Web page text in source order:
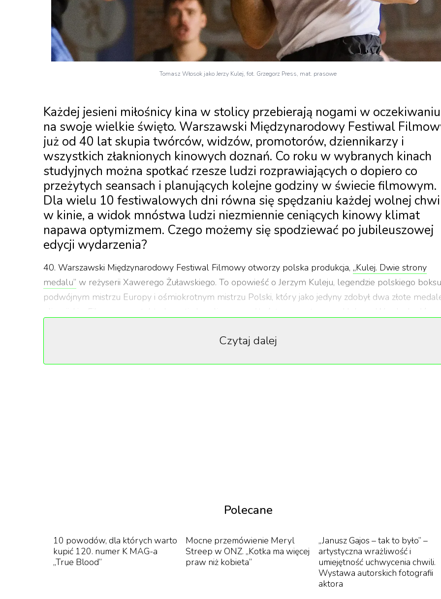
Tomasz Włosok jako Jerzy Kulej, fot. Grzegorz Press, mat. prasowe
Każdej jesieni miłośnicy kina w stolicy przebierają nogami w oczekiwaniu
na swoje wielkie święto. Warszawski Międzynarodowy Festiwal
już od 40 lat skupia twórców, widzów, promotorów, dziennikarzy i
wszystkich złaknionych kinowych doznań. Co roku w wybranych kinach
studyjnych można spotkać rzesze ludzi rozprawiających o dopiero co
przeżytych seansach i planujących kolejne godziny w świecie filmowym.
Dla wielu 10 festiwalowych dni równa się spędzaniu każdej wolnej
w kinie, a widok mnóstwa ludzi niezmiennie ceniących kinowy klimat
napawa optymizmem. Czego możemy się spodziewać po jubileuszowej
edycji wydarzenia?
40. Warszawski Międzynarodowy Festiwal Filmowy otworzy polska produkcja, „Kulej. Dwie strony
medalu” w reżyserii Xawerego Żuławskiego. To opowieść o Jerzym Kuleju, legendzie polskiego
podwójnym mistrzu Europy i ośmiokrotnym mistrzu Polski, który jako jedyny zdobył dwa złote
olimpijskie. Film porusza także kwestię burzliwego małżeństwa sportowca z Heleną. W rolach
). Podczas konferencji prasowej zapowiadającej festiwal Waldemar Kulej, syn
Skupiliśmy się na szukaniu filmów młodych twórców, często debiutantów. Wierzymy,
WFF.
Czytaj dalej
Polecane
10 powodów, dla których warto
kupić 120. numer K MAG-a
„True Blood”
Mocne przemówienie Meryl
Streep w ONZ. „Kotka ma więcej
praw niż kobieta”
„Janusz Gajos – tak to było” –
artystyczna wrażliwość i
umiejętność uchwycenia chwili.
Wystawa autorskich fotografii
aktora